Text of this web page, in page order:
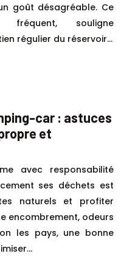
goût désagréable. Ce
fréquent, souligne
régulier du réservoir…
car : astuces
et
avec responsabilité
ses déchets est
naturels et profiter
encombrement, odeurs
les pays, une bonne